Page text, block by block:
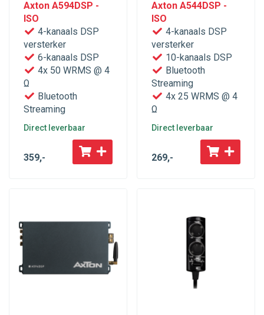
Axton A594DSP -
ISO
4-kanaals DSP
versterker
6-kanaals DSP
4x 50 WRMS @ 4
Ω
Bluetooth
Streaming
Direct leverbaar
359,-
Axton A544DSP -
ISO
4-kanaals DSP
versterker
10-kanaals DSP
Bluetooth
Streaming
4x 25 WRMS @ 4
Ω
Direct leverbaar
269,-